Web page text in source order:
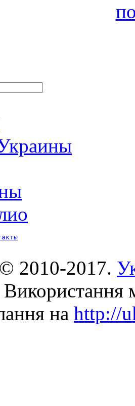
2010-2017.
на http://